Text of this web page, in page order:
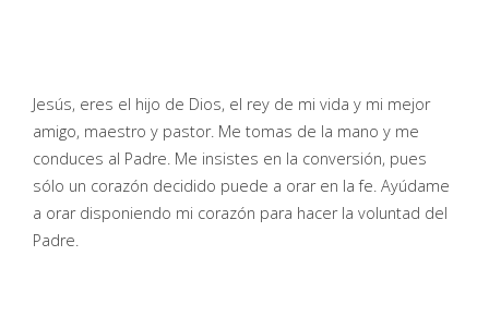
Jesús, eres el hijo de Dios, el rey de mi vida y mi mejor
amigo, maestro y pastor. Me tomas de la mano y me
conduces al Padre. Me insistes en la conversión, pues
sólo un corazón decidido puede a orar en la fe. Ayúdame
a orar disponiendo mi corazón para hacer la voluntad del
Padre.